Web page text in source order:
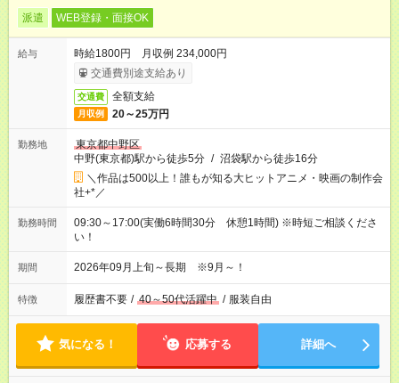
派遣 WEB登録・面接OK
給与
時給1800円 月収例 234,000円
交通費別途支給あり
交通費 全額支給
月収例 20～25万円
勤務地
東京都中野区
中野(東京都)駅から徒歩5分 / 沼袋駅から徒歩16分
＼作品は500以上！誰もが知る大ヒットアニメ・映画の制作会
社+*／
勤務時間
09:30～17:00(実働6時間30分 休憩1時間) ※時短ご相談くださ
い！
期間 2026年09月上旬～長期 ※9月～！
特徴 履歴書不要 / 40～50代活躍中 / 服装自由
気になる！ 応募する 詳細へ